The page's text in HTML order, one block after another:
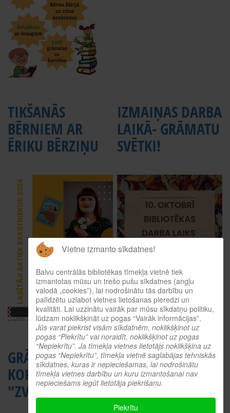
TIKŠANĀS
BĒRNIEM AR
ĒRIKU BĒRZIŅU
IZMAIŅAS DARBA
LAIKĀ- GRĀMATU
SVĒTKI!
GRĀMATU SVĒTKI
KOPĀ AR APGĀDU
"ZVAIGZNE ABC"
LASĪTĀJI SATIEK
RAKSTNIEKUS
Vietne izmanto sīkdatnes!
Balvu centrālās bibliotēkas tīmekļa vietnē tiek
izmantotas mūsu un trešo pušu sīkdatnes (angļu
valodā „cookies”), lai nodrošinātu tās darbību un
palīdzētu uzlabot vietnes lietošanas pieredzi un
kvalitāti. Lai uzzinātu vairāk par mūsu sīkdatņu politiku,
lūdzam noklikšķināt uz pogas “Vairāk informācijas”.
Jūs varat piekrist visām sīkdatnēm, noklikšķinot uz
pogas “Piekrītu” vai noraidīt, noklikšķinot uz pogas
“Nepiekrītu”. Ja tīmekļa vietnes lietotājs noklikšķina uz
pogas “Nepiekrītu”, tīmekļa vietnē saglabājas tehniskās
sīkdatnes, kuras ir nepieciešamas, lai nodrošinātu
tīmekļa vietnes darbību un kuru izmantošanai nav
nepieciešams iegūt lietotāja piekrišanu.
Piekrītu